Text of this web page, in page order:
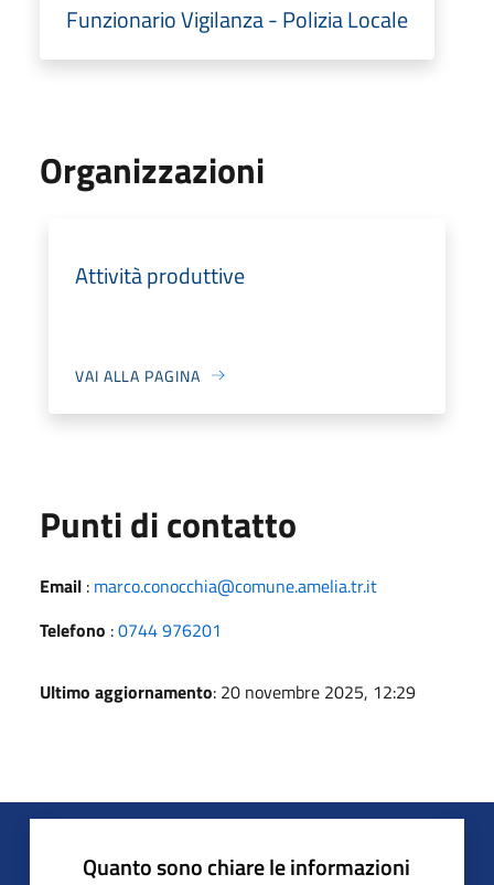
Funzionario Vigilanza - Polizia Locale
Organizzazioni
Attività produttive
VAI ALLA PAGINA
Punti di contatto
Email : marco.conocchia@comune.amelia.tr.it
Telefono :0744 976201
Ultimo aggiornamento: 20 novembre 2025, 12:29
Quanto sono chiare le informazioni